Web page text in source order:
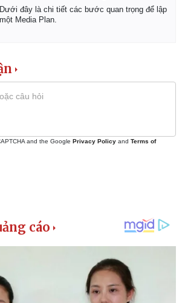
Dưới đây là chi tiết các bước quan trọng để lập
một Media Plan.
and the Google Privacy Policy and Terms of